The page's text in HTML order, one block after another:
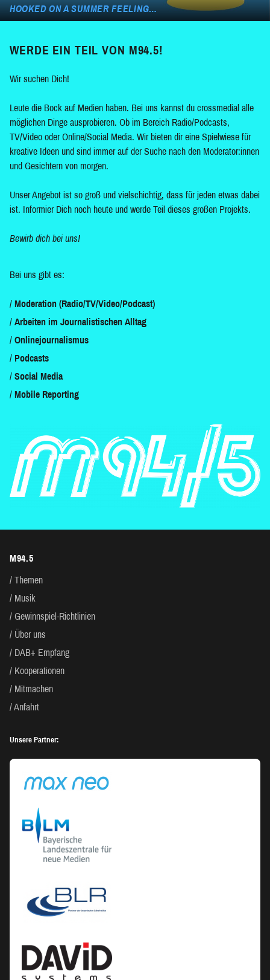
HOOKED ON A SUMMER FEELING…
WERDE EIN TEIL VON M94.5!
Wir suchen Dich!
Leute die Bock auf Medien haben. Bei uns kannst du crossmedial alle
möglichen Dinge ausprobieren. Ob im Bereich Radio/Podcasts,
TV/Video oder Online/Social Media. Wir bieten dir eine Spielwiese für
kreative Ideen und sind immer auf der Suche nach den Moderator:innen
und Gesichtern von morgen.
Unser Angebot ist so groß und vielschichtig, dass für jeden etwas dabei
ist. Informier Dich noch heute und werde Teil dieses großen Projekts.
Bewirb dich bei uns!
Bei uns gibt es:
Moderation (Radio/TV/Video/Podcast)
Arbeiten im Journalistischen Alltag
Onlinejournalismus
Podcasts
Social Media
Mobile Reporting
M94.5
Themen
Musik
Gewinnspiel-Richtlinien
Über uns
DAB+ Empfang
Kooperationen
Mitmachen
Anfahrt
Unsere Partner: